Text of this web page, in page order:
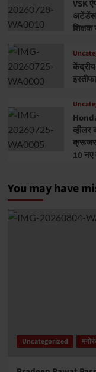
VSK
अटेंडेंस
शिक्षक
केंद्रीय
इस्तीफा
व्हीलर
क्रूजर
10 नए
You may have
Uncategorized